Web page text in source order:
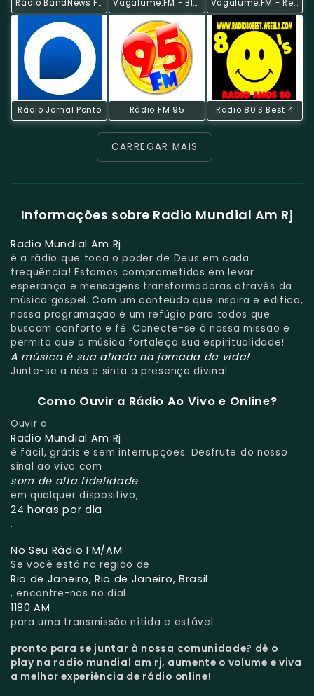
Rádio BandNews FM Vagalume.FM - Blues Vagalume.FM - Reggae
Rádio Jornal Ponto Rádio FM 95 Radio 80's Best 4
CARREGAR MAIS
Informações sobre Radio Mundial Am Rj
Radio Mundial Am Rj
é a rádio que toca o poder de Deus em cada
frequência! Estamos comprometidos em levar
esperança e mensagens transformadoras através da
música gospel. Com um conteúdo que inspira e edifica,
nossa programação é um refúgio para todos que
buscam conforto e fé. Conecte-se à nossa missão e
permita que a música fortaleça sua espiritualidade!
A música é sua aliada na jornada da vida!
Junte-se a nós e sinta a presença divina!
Como Ouvir a Rádio Ao Vivo e Online?
Ouvir a
Radio Mundial Am Rj
é fácil, grátis e sem interrupções. Desfrute do nosso
sinal ao vivo com
som de alta fidelidade
em qualquer dispositivo,
24 horas por dia
.
No Seu Rádio FM/AM:
Se você está na região de
Rio de Janeiro, Rio de Janeiro, Brasil
, encontre-nos no dial
1180 AM
para uma transmissão nítida e estável.
pronto para se juntar à nossa comunidade? dê o
play na radio mundial am rj, aumente o volume e viva
a melhor experiência de rádio online!